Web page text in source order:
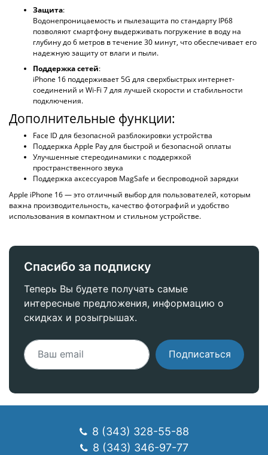
Защита:
Водонепроницаемость и пылезащита по стандарту IP68
позволяют смартфону выдерживать погружение в воду на
глубину до 6 метров в течение 30 минут, что обеспечивает его
надежную защиту от влаги и пыли.
Поддержка сетей:
iPhone 16 поддерживает 5G для сверхбыстрых интернет-
соединений и Wi-Fi 7 для лучшей скорости и стабильности
подключения.
Дополнительные функции:
Face ID для безопасной разблокировки устройства
Поддержка Apple Pay для быстрой и безопасной оплаты
Улучшенные стереодинамики с поддержкой
пространственного звука
Поддержка аксессуаров MagSafe и беспроводной зарядки
Apple iPhone 16 — это отличный выбор для пользователей, которым
важна производительность, качество фотографий и удобство
использования в компактном и стильном устройстве.
Спасибо за подписку
Теперь Вы будете получать самые
интересные предложения, информацию о
скидках и розыгрышах.
Подписаться
8 (343) 328-55-88
8 (343) 346-97-77